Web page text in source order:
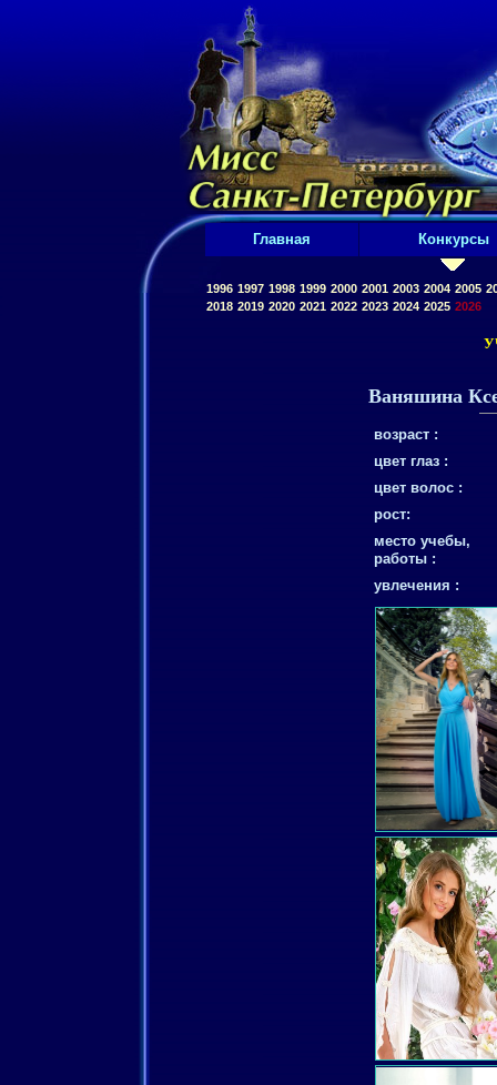
Главная Конкурсы
1996 1997 1998 1999 2000 2001 2003 2004 2005
2018 2019 2020 2021 2022 2023 2024 2025 2026
Ваняшина
возраст :
цвет глаз :
цвет волос :
рост:
место учебы,
работы :
увлечения :